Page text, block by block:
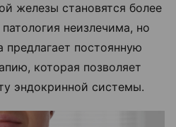
железы становятся более
неизлечима, но
постоянную
которая позволяет
эндокринной системы.